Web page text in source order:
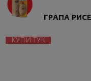
ГРАПА
КУПИ ТУК